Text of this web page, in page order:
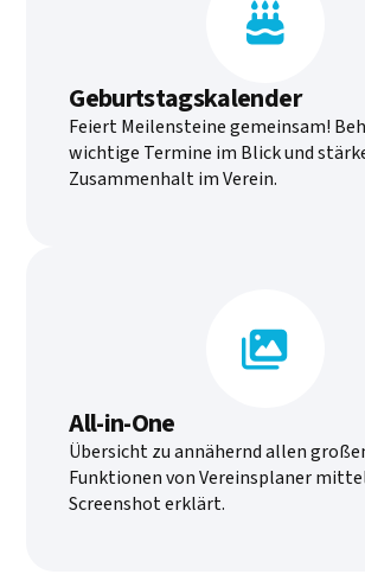

Geburtstagskalender
Feiert Meilensteine gemeinsam!
wichtige Termine im Blick und
Zusammenhalt im Verein.

All-in-One
Übersicht zu annähernd allen
Funktionen von Vereinsplaner
Screenshot erklärt.